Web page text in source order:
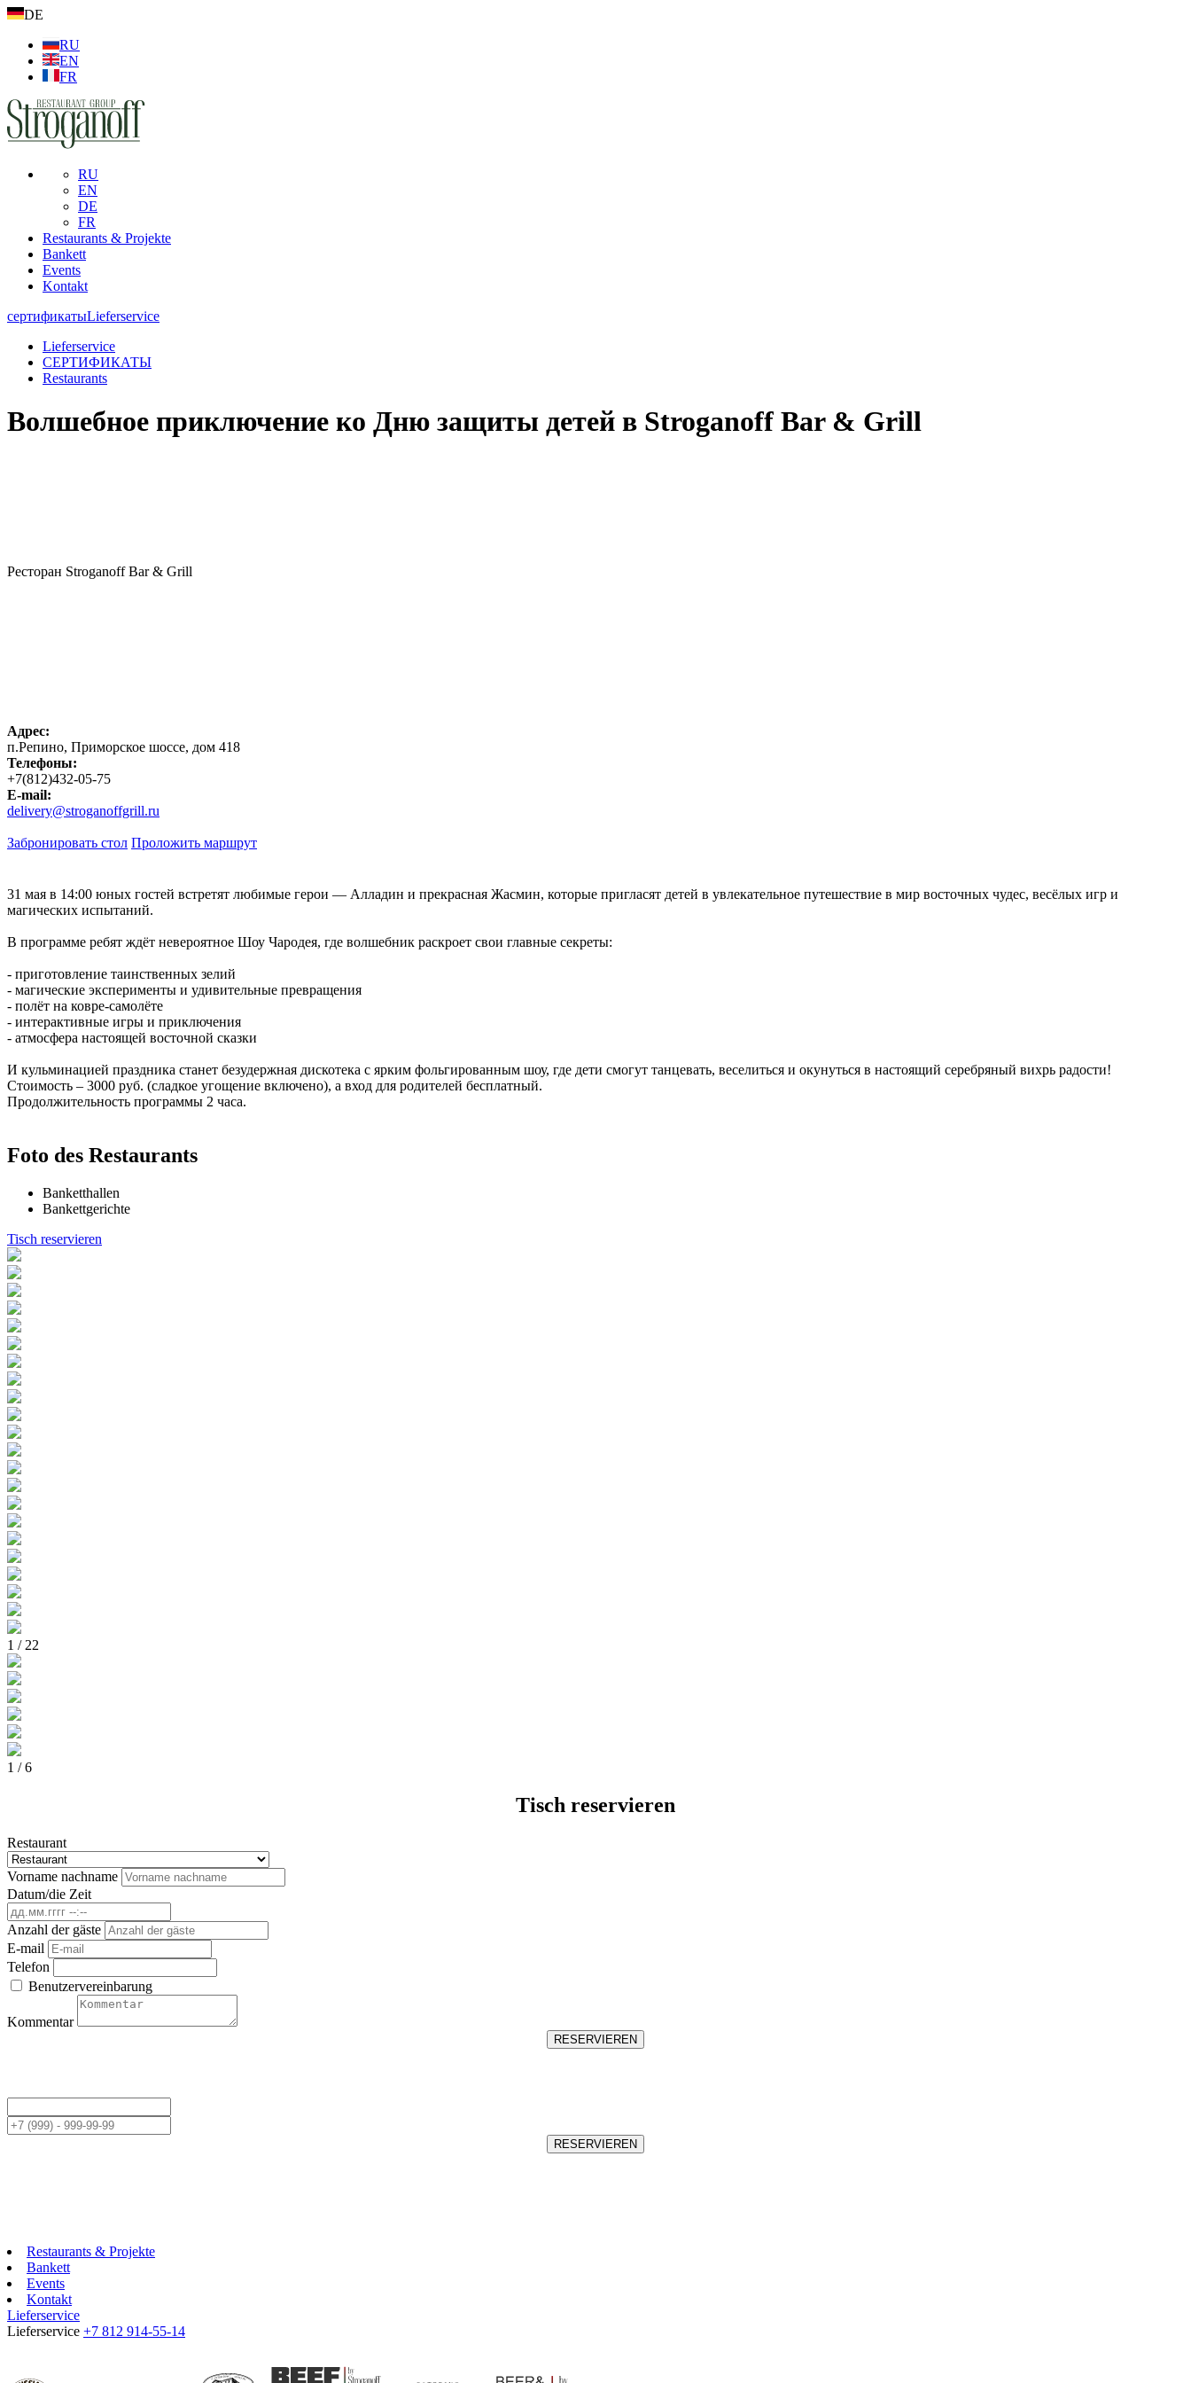
DE
RU
EN
FR
RU
EN
DE
FR
Restaurants & Projekte
Bankett
Events
Kontakt
сертификатыLieferservice
Lieferservice
СЕРТИФИКАТЫ
Restaurants
Волшебное приключение ко Дню защиты детей в Stroganoff Bar & Grill
Ресторан Stroganoff Bar & Grill
Адрес:
п.Репино, Приморское шоссе, дом 418
Телефоны:
+7(812)432-05-75
E-mail:
delivery@stroganoffgrill.ru
Забронировать стол Проложить маршрут
31 мая в 14:00 юных гостей встретят любимые герои — Алладин и прекрасная Жасмин, которые пригласят детей в увлекательное путешествие в мир восточных чудес, весёлых игр и
магических испытаний.
В программе ребят ждёт невероятное Шоу Чародея, где волшебник раскроет свои главные секреты:
- приготовление таинственных зелий
- магические эксперименты и удивительные превращения
- полёт на ковре-самолёте
- интерактивные игры и приключения
- атмосфера настоящей восточной сказки
И кульминацией праздника станет безудержная дискотека с ярким фольгированным шоу, где дети смогут танцевать, веселиться и окунуться в настоящий серебряный вихрь радости!
Стоимость – 3000 руб. (сладкое угощение включено), а вход для родителей бесплатный.
Продолжительность программы 2 часа.
Foto des Restaurants
Banketthallen
Bankettgerichte
Tisch reservieren
1 / 22
1 / 6
Tisch reservieren
Restaurant
Vorname nachname
Datum/die Zeit
Anzahl der gäste
E-mail
Telefon
Benutzervereinbarung
Kommentar
RESERVIEREN
RESERVIEREN
Restaurants & Projekte
Bankett
Events
Kontakt
Lieferservice
Lieferservice +7 812 914-55-14